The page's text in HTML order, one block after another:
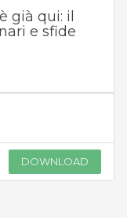
già qui: il
e sfide